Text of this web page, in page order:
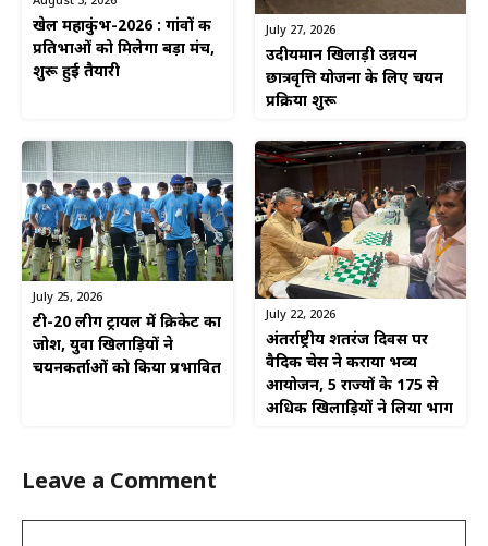
खेल महाकुंभ-2026 : गांवों की
प्रतिभाओं को मिलेगा बड़ा मंच,
शुरू हुई तैयारी
July 27, 2026
उदीयमान खिलाड़ी उन्नयन
छात्रवृत्ति योजना के लिए चयन
प्रक्रिया शुरू
July 25, 2026
टी-20 लीग ट्रायल में क्रिकेट का
जोश, युवा खिलाड़ियों ने
चयनकर्ताओं को किया प्रभावित
July 22, 2026
अंतर्राष्ट्रीय शतरंज दिवस पर
वैदिक चेस ने कराया भव्य
आयोजन, 5 राज्यों के 175 से
अधिक खिलाड़ियों ने लिया भाग
Leave a Comment